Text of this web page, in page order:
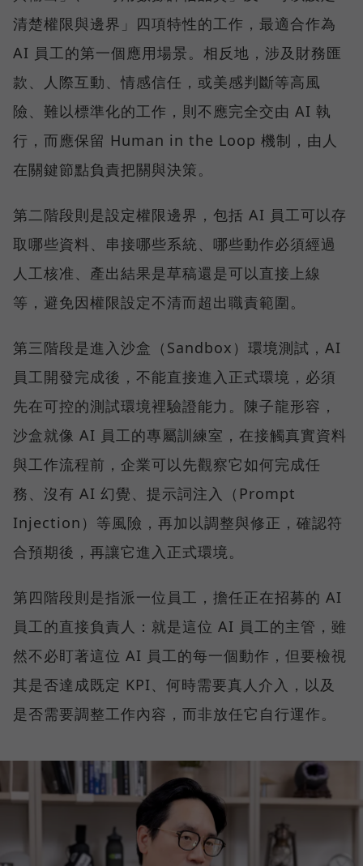
清楚權限與邊界」四項特性的工作，最適合作為
AI 員工的第一個應用場景。相反地，涉及財務匯
款、人際互動、情感信任，或美感判斷等高風
險、難以標準化的工作，則不應完全交由 AI 執
行，而應保留 Human in the Loop 機制，由人
在關鍵節點負責把關與決策。
第二階段則是設定權限邊界，包括 AI 員工可以存
取哪些資料、串接哪些系統、哪些動作必須經過
人工核准、產出結果是草稿還是可以直接上線
等，避免因權限設定不清而超出職責範圍。
第三階段是進入沙盒（Sandbox）環境測試，AI
員工開發完成後，不能直接進入正式環境，必須
先在可控的測試環境裡驗證能力。陳子龍形容，
沙盒就像 AI 員工的專屬訓練室，在接觸真實資料
與工作流程前，企業可以先觀察它如何完成任
務、沒有 AI 幻覺、提示詞注入（Prompt
Injection）等風險，再加以調整與修正，確認符
合預期後，再讓它進入正式環境。
第四階段則是指派一位員工，擔任正在招募的 AI
員工的直接負責人：就是這位 AI 員工的主管，雖
然不必盯著這位 AI 員工的每一個動作，但要檢視
其是否達成既定 KPI、何時需要真人介入，以及
是否需要調整工作內容，而非放任它自行運作。